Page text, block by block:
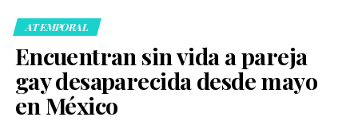
ATEMPORAL
Encuentran sin vida a pareja
gay desaparecida desde mayo
en México